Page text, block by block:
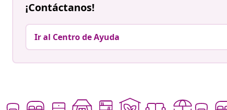
¡Contáctanos!
Ir al Centro de Ayuda